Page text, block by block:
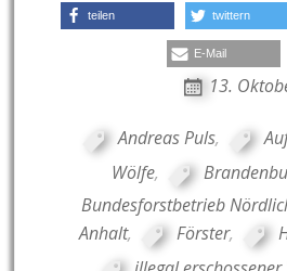
teilen twittern
E-Mail
13.
Andreas Puls,
Wölfe,
Bundesforstbetrieb
Anhalt, Förster,